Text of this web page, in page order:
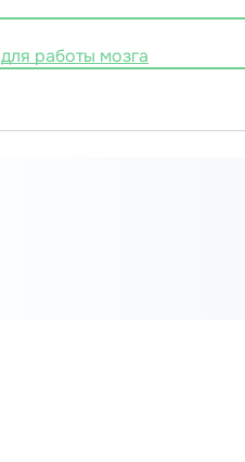
для работы мозга